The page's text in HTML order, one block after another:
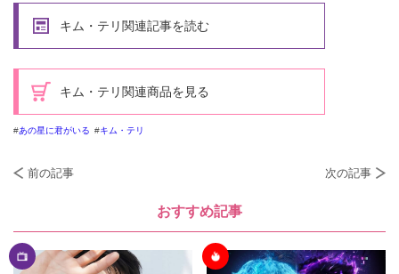
キム・テリ関連記事を読む
キム・テリ関連商品を見る
あの星に君がいる キム・テリ
前の記事 次の記事
おすすめ記事